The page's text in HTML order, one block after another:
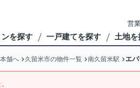
営
を探す 一戸建てを探す 土地を
舗へ 久留米市の物件一覧 南久留米駅 エ